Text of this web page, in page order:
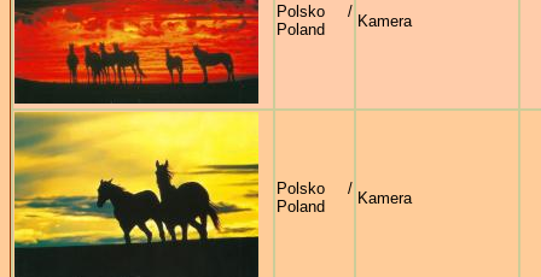
Polsko /
Poland
Kamera
Polsko /
Poland
Kamera